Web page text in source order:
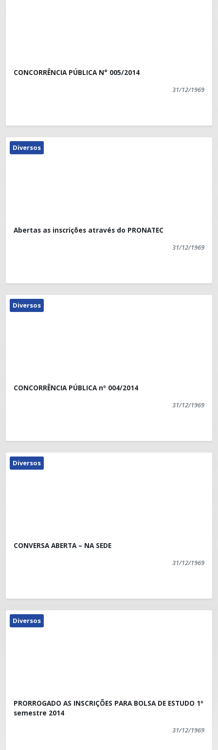
CONCORRÊNCIA PÚBLICA N° 005/2014
31/12/1969
Diversos
Abertas as inscrições através do PRONATEC
31/12/1969
Diversos
CONCORRÊNCIA PÚBLICA nº 004/2014
31/12/1969
Diversos
CONVERSA ABERTA – NA SEDE
31/12/1969
Diversos
PRORROGADO AS INSCRIÇÕES PARA BOLSA DE ESTUDO 1º
semestre 2014
31/12/1969